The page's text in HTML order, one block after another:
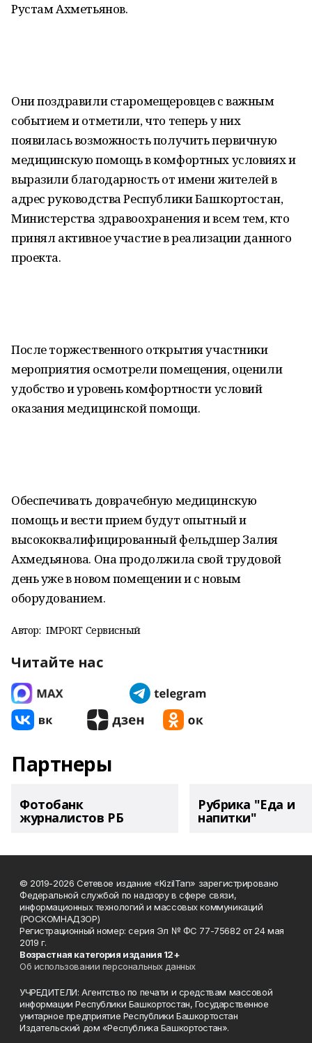
Рустам Ахметьянов.
Они поздравили старомещеровцев с важным
событием и отметили, что теперь у них
появилась возможность получить первичную
медицинскую помощь в комфортных условиях и
выразили благодарность от имени жителей в
адрес руководства Республики Башкортостан,
Министерства здравоохранения и всем тем, кто
принял активное участие в реализации данного
проекта.
После торжественного открытия участники
мероприятия осмотрели помещения, оценили
удобство и уровень комфортности условий
оказания медицинской помощи.
Обеспечивать доврачебную медицинскую
помощь и вести прием будут опытный и
высококвалифицированный фельдшер Залия
Ахмедьянова. Она продолжила свой трудовой
день уже в новом помещении и с новым
оборудованием.
Автор: IMPORT Сервисный
Читайте нас
Партнеры
Фотобанк
журналистов РБ
Рубрика "Еда и
напитки"
© 2019-2026 Сетевое издание «KizilTan» зарегистрировано
Федеральной службой по надзору в сфере связи,
информационных технологий и массовых коммуникаций
(РОСКОМНАДЗОР)
Регистрационный номер: серия Эл № ФС 77-75682 от 24 мая
2019 г.
Возрастная категория издания 12+
Об использовании персональных данных
УЧРЕДИТЕЛИ: Агентство по печати и средствам массовой
информации Республики Башкортостан, Государственное
унитарное предприятие Республики Башкортостан
Издательский дом «Республика Башкортостан».